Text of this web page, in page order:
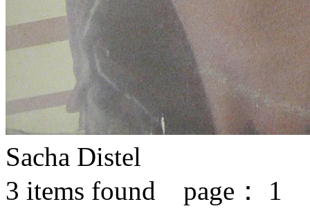
Sacha Distel
3 items found page： 1